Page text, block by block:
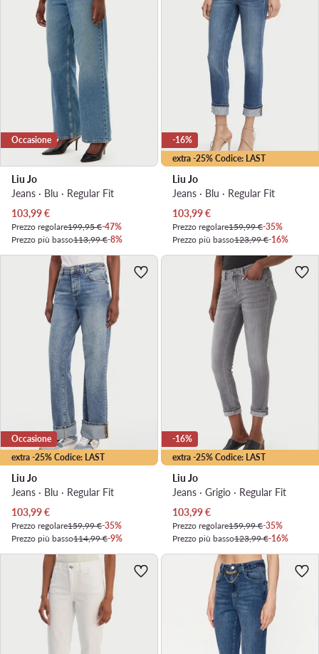
Occasione
Liu Jo
Jeans · Blu · Regular Fit
Prezzo attuale
103,99€
Prezzo regolare199,95 €-47%
Prezzo più basso113,99 €-8%
extra -25% Codice: LAST
-16%
Liu Jo
Jeans · Blu · Regular Fit
Prezzo attuale
103,99€
Prezzo regolare159,99 €-35%
Prezzo più basso123,99 €-16%
extra -25% Codice: LAST
Occasione
Liu Jo
Jeans · Blu · Regular Fit
Prezzo attuale
103,99€
Prezzo regolare159,99 €-35%
Prezzo più basso114,99 €-9%
extra -25% Codice: LAST
-16%
Liu Jo
Jeans · Grigio · Regular Fit
Prezzo attuale
103,99€
Prezzo regolare159,99 €-35%
Prezzo più basso123,99 €-16%